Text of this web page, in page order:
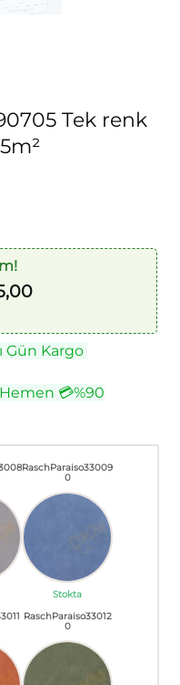
Tek renk
Gün Kargo
💳%90
RaschParaiso33009
0
Stokta
RaschParaiso33012
0